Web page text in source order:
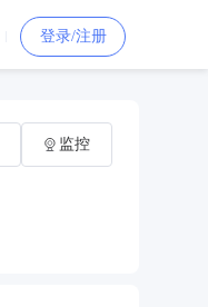
登录/注册
监控